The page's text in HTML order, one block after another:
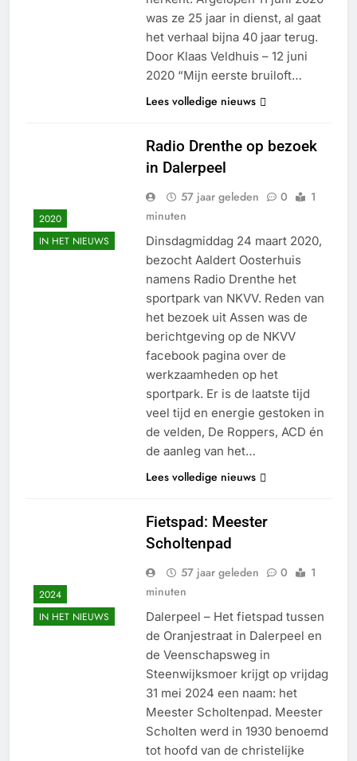
was ze 25 jaar in dienst, al gaat
het verhaal bijna 40 jaar terug.
Door Klaas Veldhuis – 12 juni
2020 “Mijn eerste bruiloft…
Lees volledige nieuws
2020
IN HET NIEUWS
Radio Drenthe op bezoek
in Dalerpeel
57 jaar geleden 0
1
minuten
Dinsdagmiddag 24 maart 2020,
bezocht Aaldert Oosterhuis
namens Radio Drenthe het
sportpark van NKVV. Reden van
het bezoek uit Assen was de
berichtgeving op de NKVV
facebook pagina over de
werkzaamheden op het
sportpark. Er is de laatste tijd
veel tijd en energie gestoken in
de velden, De Roppers, ACD én
de aanleg van het…
Lees volledige nieuws
2024
IN HET NIEUWS
Fietspad: Meester
Scholtenpad
57 jaar geleden 0
1
minuten
Dalerpeel – Het fietspad tussen
de Oranjestraat in Dalerpeel en
de Veenschapsweg in
Steenwijksmoer krijgt op vrijdag
31 mei 2024 een naam: het
Meester Scholtenpad. Meester
Scholten werd in 1930 benoemd
tot hoofd van de christelijke